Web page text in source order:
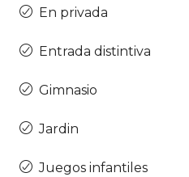
En privada
Entrada distintiva
Gimnasio
Jardin
Juegos infantiles